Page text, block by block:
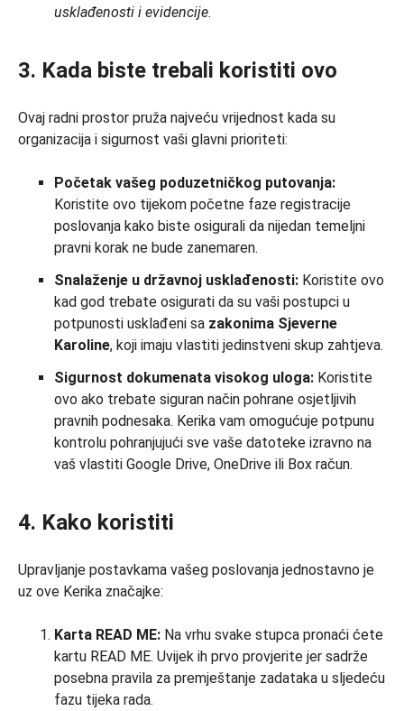
usklađenosti i evidencije.
3. Kada biste trebali koristiti ovo
Ovaj radni prostor pruža najveću vrijednost kada su
organizacija i sigurnost vaši glavni prioriteti:
Početak vašeg poduzetničkog putovanja:
Koristite ovo tijekom početne faze registracije
poslovanja kako biste osigurali da nijedan temeljni
pravni korak ne bude zanemaren.
Snalaženje u državnoj usklađenosti: Koristite ovo
kad god trebate osigurati da su vaši postupci u
potpunosti usklađeni sa zakonima Sjeverne
Karoline, koji imaju vlastiti jedinstveni skup zahtjeva.
Sigurnost dokumenata visokog uloga: Koristite
ovo ako trebate siguran način pohrane osjetljivih
pravnih podnesaka. Kerika vam omogućuje potpunu
kontrolu pohranjujući sve vaše datoteke izravno na
vaš vlastiti Google Drive, OneDrive ili Box račun.
4. Kako koristiti
Upravljanje postavkama vašeg poslovanja jednostavno je
uz ove Kerika značajke:
Karta READ ME: Na vrhu svake stupca pronaći ćete
kartu READ ME. Uvijek ih prvo provjerite jer sadrže
posebna pravila za premještanje zadataka u sljedeću
fazu tijeka rada.